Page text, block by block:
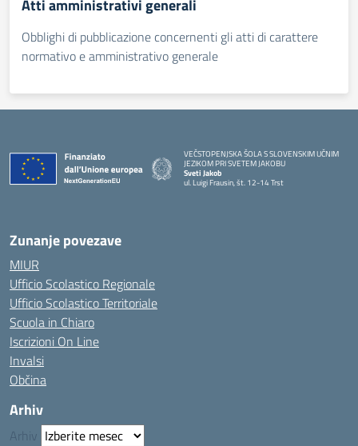
Atti amministrativi generali
Obblighi di pubblicazione concernenti gli atti di carattere
normativo e amministrativo generale
VEČSTOPENJSKA ŠOLA S SLOVENSKIM UČNIM
JEZIKOM PRI SVETEM JAKOBU
Sveti Jakob
ul. Luigi Frausin, št. 12-14 Trst
— Visita la pagina iniziale della scuola
Zunanje povezave
MIUR
Ufficio Scolastico Regionale
Ufficio Scolastico Territoriale
Scuola in Chiaro
Iscrizioni On Line
Invalsi
Občina
Arhiv
Arhiv